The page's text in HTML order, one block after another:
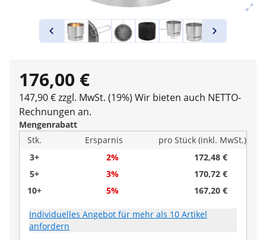
176,00 €
147,90 € zzgl. MwSt. (19%) Wir bieten auch NETTO-
Rechnungen an.
Mengenrabatt
Stk.
Ersparnis
pro Stück (inkl. MwSt.)
3+
2%
172,48 €
5+
3%
170,72 €
10+
5% 167,20 €
Individuelles Angebot für mehr als 10 Artikel
anfordern